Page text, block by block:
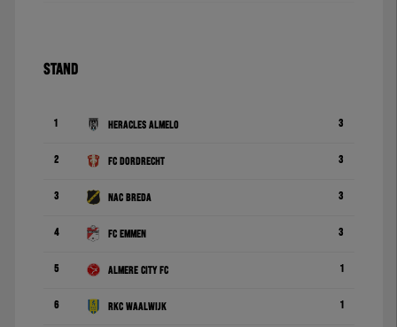
STAND
1 Heracles Almelo 3
2 FC Dordrecht 3
3 NAC Breda 3
4 FC Emmen 3
5 Almere City FC 1
6 RKC Waalwijk 1